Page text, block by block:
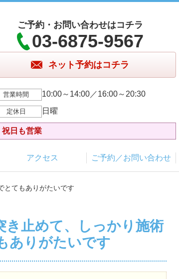
ご予約・お問い合わせはコチラ
03-6875-9567
ネット予約はコチラ
営業時間 10:00～14:00／16:00～20:30
定休日 日曜
日も営業
アクセス ご予約／お問い合わせ
とてもありがたいです
き止めて、しっかり施術
ありがたいです